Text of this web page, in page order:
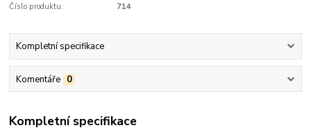
Číslo produktu: 714
Kompletní specifikace
Komentáře 0
Kompletní specifikace